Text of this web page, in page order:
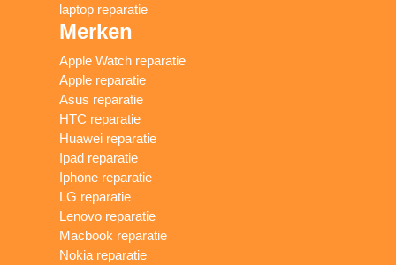
laptop reparatie
Merken
Apple Watch reparatie
Apple reparatie
Asus reparatie
HTC reparatie
Huawei reparatie
Ipad reparatie
Iphone reparatie
LG reparatie
Lenovo reparatie
Macbook reparatie
Nokia reparatie